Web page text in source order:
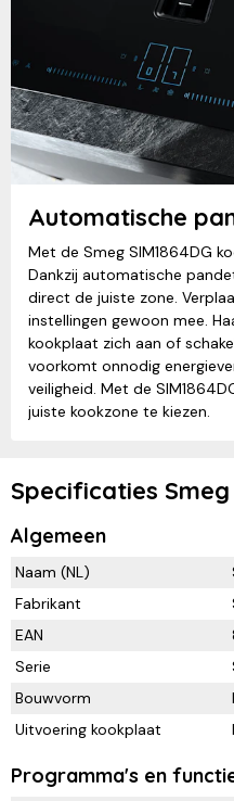
Automatische
Met de Smeg SIM1864DG
Dankzij automatische
direct de juiste zone.
instellingen gewoon mee.
kookplaat zich aan of
voorkomt onnodig
veiligheid. Met de
juiste kookzone te kiezen.
Specificaties Smeg
Algemeen
Naam (NL)
Fabrikant
EAN
Serie
Bouwvorm
Uitvoering kookplaat
Programma's en